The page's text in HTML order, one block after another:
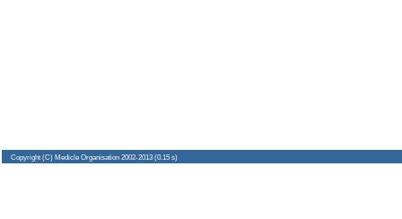
Copyright (C) Medicle Organisation 2002-2013 (0.15 s)